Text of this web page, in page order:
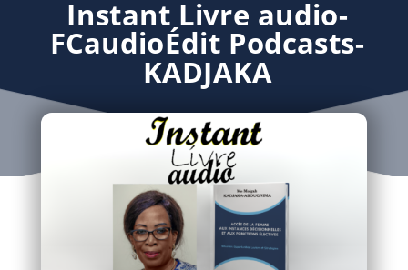
Instant Livre audio-
FCaudioÉdit Podcasts-
KADJAKA